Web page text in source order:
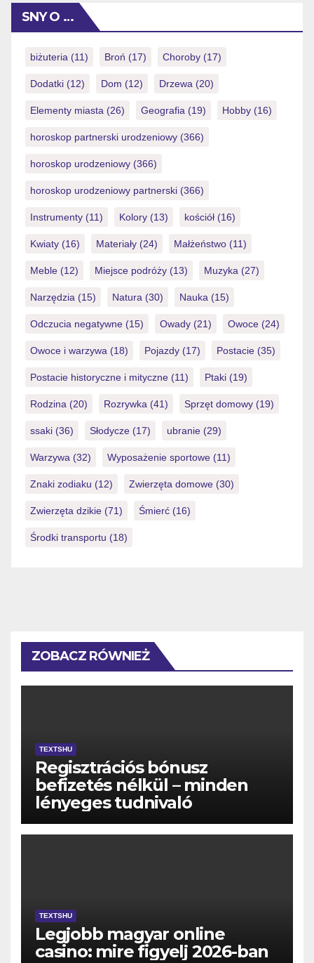
köszönhetően lett keresett, hiszen csekély összeggel
biztosítja a belépést. Az idei évben különösen
befizetéssel megnyitja a valós pénzes játékot. […]
SNY O …
biżuteria (11) Broń (17) Choroby (17)
Dodatki (12) Dom (12) Drzewa (20)
Elementy miasta (26) Geografia (19) Hobby (16)
horoskop partnerski urodzeniowy (366)
horoskop urodzeniowy (366)
horoskop urodzeniowy partnerski (366)
Instrumenty (11) Kolory (13) kościół (16)
Kwiaty (16) Materiały (24) Małżeństwo (11)
Meble (12) Miejsce podróży (13) Muzyka (27)
Narzędzia (15) Natura (30) Nauka (15)
Odczucia negatywne (15) Owady (21) Owoce (24)
Owoce i warzywa (18) Pojazdy (17) Postacie (35)
Postacie historyczne i mityczne (11) Ptaki (19)
Rodzina (20) Rozrywka (41) Sprzęt domowy (19)
ssaki (36) Słodycze (17) ubranie (29)
Warzywa (32) Wyposażenie sportowe (11)
Znaki zodiaku (12) Zwierzęta domowe (30)
Zwierzęta dzikie (71) Śmierć (16)
Środki transportu (18)
ZOBACZ RÓWNIEŻ
TEXTSHU
Regisztrációs bónusz
befizetés nélkül – minden
lényeges tudnivaló
TEXTSHU
Legjobb magyar online
casino: mire figyelj 2026-ban